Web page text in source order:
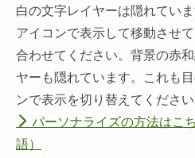
白の文字レイヤーは隠れてい
アイコンで表示して移動させ
合わせてください。背景の赤
ヤーも隠れています。これも
ンで表示を切り替えてください
パーソナライズの方法はこ
語）